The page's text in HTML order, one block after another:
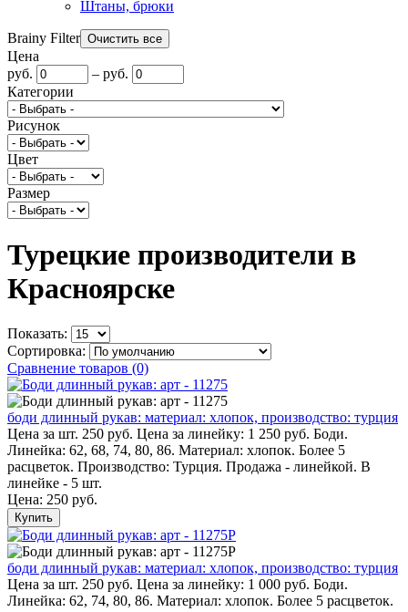
Штаны, брюки
Brainy Filter
Цена
руб.
– руб.
Категории
Рисунок
Цвет
Размер
Турецкие производители в
Красноярске
Показать:
Сортировка:
Сравнение товаров (0)
боди длинный рукав: материал: хлопок, производство: турция
Цена за шт. 250 руб. Цена за линейку: 1 250 руб. Боди.
Линейка: 62, 68, 74, 80, 86. Материал: хлопок. Более 5
расцветок. Производство: Турция. Продажа - линейкой. В
линейке - 5 шт.
Цена: 250 руб.
Купить
боди длинный рукав: материал: хлопок, производство: турция
Цена за шт. 250 руб. Цена за линейку: 1 000 руб. Боди.
Линейка: 62, 74, 80, 86. Материал: хлопок. Более 5 расцветок.